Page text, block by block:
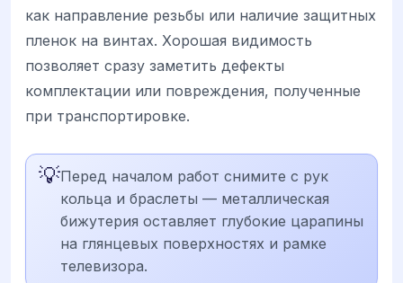
как направление резьбы или наличие защитных
пленок на винтах. Хорошая видимость
позволяет сразу заметить дефекты
комплектации или повреждения, полученные
при транспортировке.
💡Перед началом работ снимите с рук
кольца и браслеты — металлическая
бижутерия оставляет глубокие царапины
на глянцевых поверхностях и рамке
телевизора.